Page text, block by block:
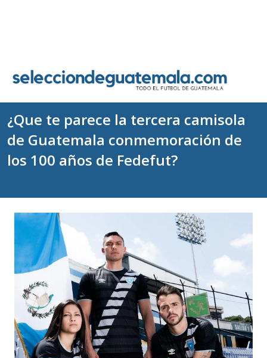
¿Que te parece la tercera camisola
de Guatemala conmemoración de
los 100 años de Fedefut?